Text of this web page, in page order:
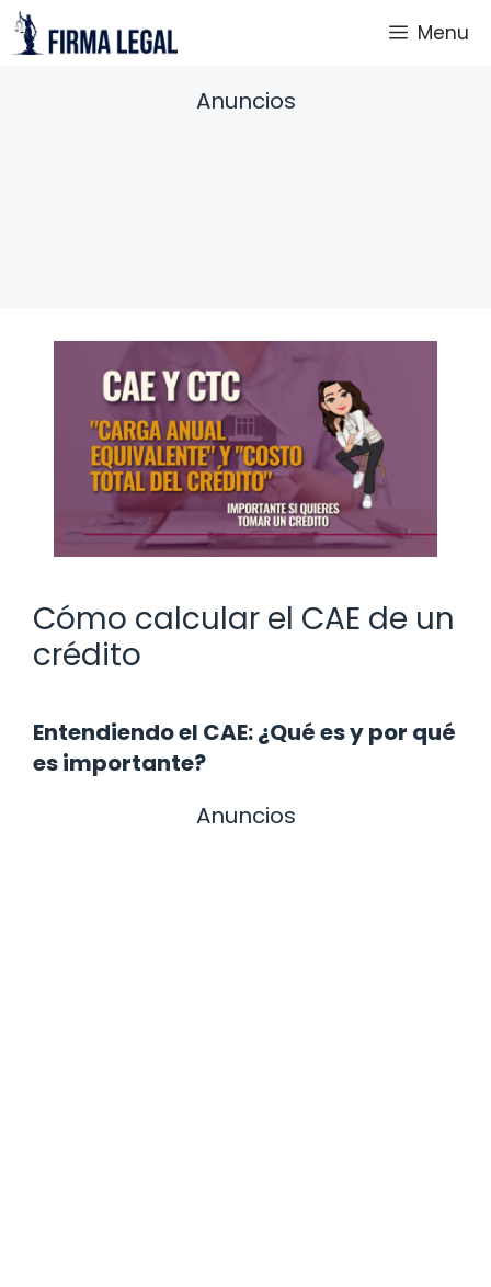
Saltar
al
Menu
Anuncios
Cómo calcular el CAE de un
crédito
Entendiendo el CAE: ¿Qué es y por qué
es importante?
Anuncios